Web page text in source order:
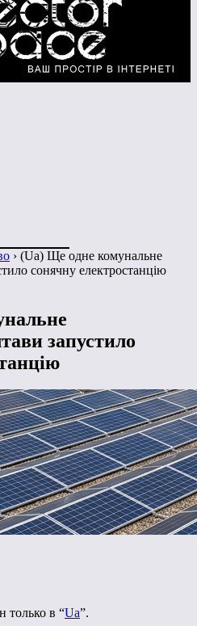
› (Ua) Ще одне комунальне
сонячну електростанцію
запустило
только в “Ua”.